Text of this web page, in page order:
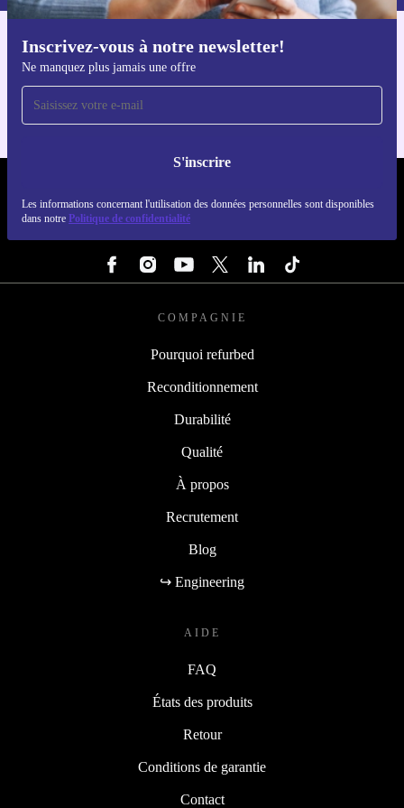
Inscrivez-vous à notre newsletter!
Ne manquez plus jamais une offre
S'inscrire
Les informations concernant l'utilisation des données personnelles sont disponibles
dans notre Politique de confidentialité
Téléchargez l'application refurbed
Pour iOS et Android
COMPAGNIE
Pourquoi refurbed
Reconditionnement
Durabilité
Qualité
À propos
Recrutement
Blog
↪ Engineering
AIDE
FAQ
États des produits
Retour
Conditions de garantie
Contact